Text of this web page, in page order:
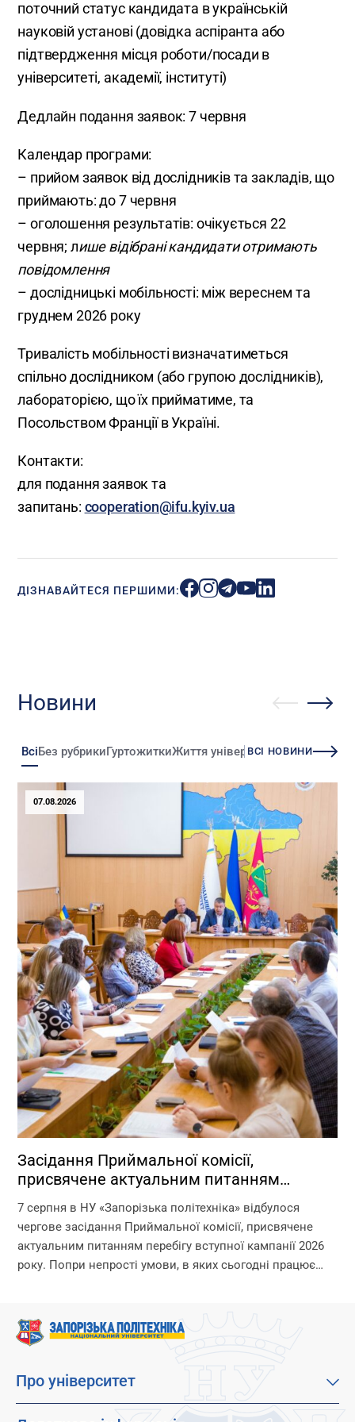
поточний статус кандидата в українській
науковій установі (довідка аспіранта або
підтвердження місця роботи/посади в
університеті, академії, інституті)
Дедлайн подання заявок: 7 червня
Календар програми:
– прийом заявок від дослідників та закладів, що
приймають: до 7 червня
– оголошення результатів: очікується 22
червня; лише відібрані кандидати отримають
повідомлення
– дослідницькі мобільності: між вереснем та
груднем 2026 року
Тривалість мобільності визначатиметься
спільно дослідником (або групою дослідників),
лабораторією, що їх прийматиме, та
Посольством Франції в Україні.
Контакти:
для подання заявок та
запитань: cooperation@ifu.kyiv.ua
ДІЗНАВАЙТЕСЯ ПЕРШИМИ:
Новини
ВсіБез рубрикиГуртожиткиЖиття університетуЗміни
ВСІ НОВИНИ
07.08.2026
Засідання Приймальної комісії,
присвячене актуальним питанням
перебігу вступної кампанії 2026 року
7 серпня в НУ «Запорізька політехніка» відбулося
чергове засідання Приймальної комісії, присвячене
актуальним питанням перебігу вступної кампанії 2026
року. Попри непрості умови, в яких сьогодні працює
Про університет
Місія, візія та цінності